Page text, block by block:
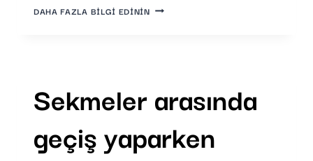
DAHA FAZLA BILGI EDININAYRINTILI
Sekmeler arasında
geçiş yaparken